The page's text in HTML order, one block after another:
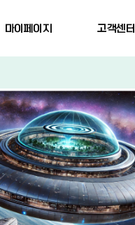
마이페이지 고객센터